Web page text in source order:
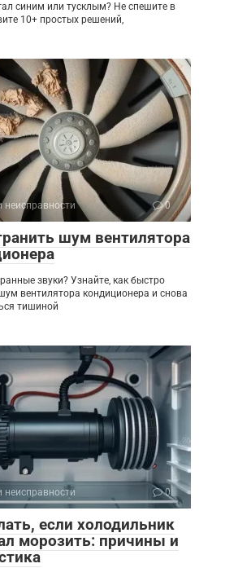
синим или тусклым? Не спешите в
10+ простых решений,
неисправности 0
шум вентилятора
звуки? Узнайте, как быстро
вентилятора кондиционера и снова
тишиной
неисправности 0
если холодильник
морозить: причины и